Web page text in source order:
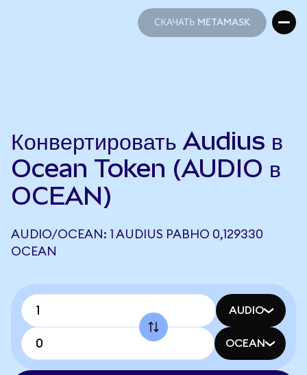
СКАЧАТЬ METAMASK
Конвертировать Audius в
Ocean Token (AUDIO в
OCEAN)
AUDIO/OCEAN: 1 AUDIUS РАВНО 0,129330
OCEAN
AUDIO
OCEAN